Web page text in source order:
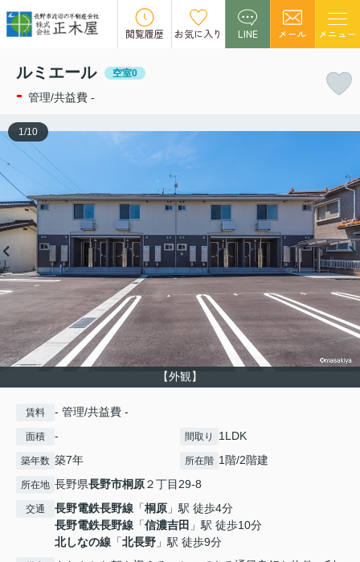
閲覧履歴 お気に入り LINE メール メニュー
この物件の募集は終了しました。
ルミエール 空室0
- 管理/共益費 -
【外観】
1/10
賃料 - 管理/共益費 -
面積 - 間取り 1LDK
築年数 築7年 所在階 1階/2階建
所在地 長野県長野市桐原２丁目29-8
交通 長野電鉄長野線 「桐原 」駅 徒歩4分
長野電鉄長野線 「信濃吉田 」駅 徒歩10分
北しなの線 「北長野 」駅 徒歩9分